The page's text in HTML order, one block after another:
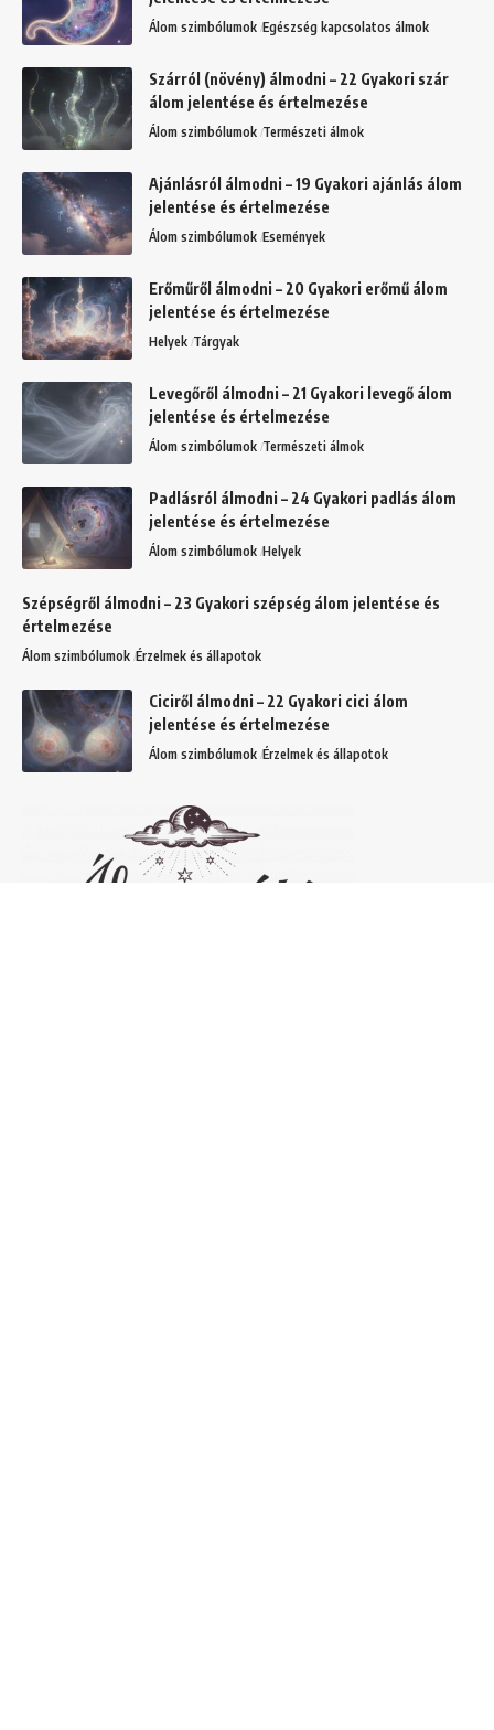
Álom szimbólumok Egészség kapcsolatos álmok
Szárról (növény) álmodni – 22 Gyakori szár
álom jelentése és értelmezése
Álom szimbólumok Természeti álmok
Ajánlásról álmodni – 19 Gyakori ajánlás álom
jelentése és értelmezése
Álom szimbólumok Események
Erőműről álmodni – 20 Gyakori erőmű álom
jelentése és értelmezése
Helyek Tárgyak
Levegőről álmodni – 21 Gyakori levegő álom
jelentése és értelmezése
Álom szimbólumok Természeti álmok
Padlásról álmodni – 24 Gyakori padlás álom
jelentése és értelmezése
Álom szimbólumok Helyek
Szépségről álmodni – 23 Gyakori szépség álom jelentése és
értelmezése
Álom szimbólumok Érzelmek és állapotok
Ciciről álmodni – 22 Gyakori cici álom
jelentése és értelmezése
Álom szimbólumok Érzelmek és állapotok